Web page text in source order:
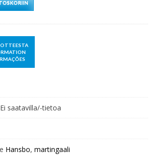
Ei saatavilla/-tietoa
Hansbo, martingaali